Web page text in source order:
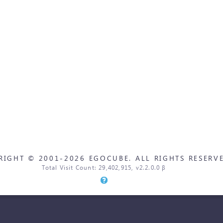
© 2001-2026 EGOCUBE. ALL RIGHTS
Total Visit Count: 29,402,915, v2.2.0.0 β